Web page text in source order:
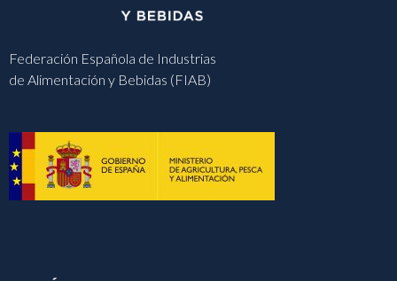
Federación Española de Industrias
de Alimentación y Bebidas (FIAB)